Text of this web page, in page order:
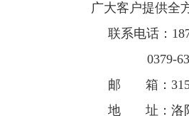
广大客户提供全
联系电话：
0379-
邮 箱：
地 址：洛阳